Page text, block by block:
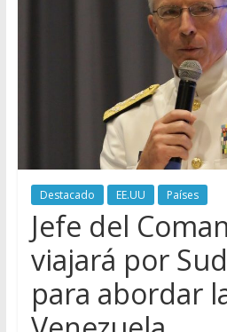
Destacado EE.UU Países
Jefe del
viajará por
para abordar